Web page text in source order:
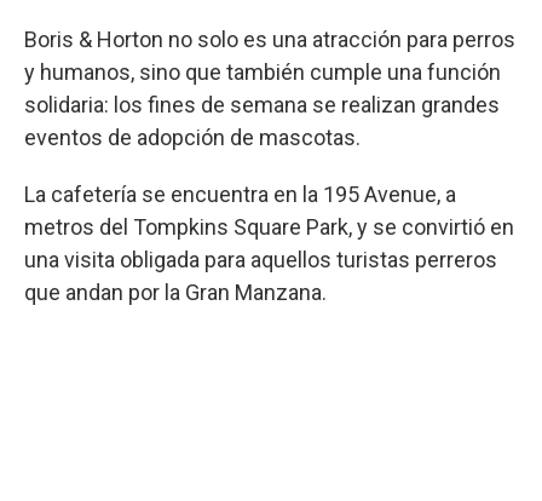
Boris & Horton no solo es una atracción para perros
y humanos, sino que también cumple una función
solidaria: los fines de semana se realizan grandes
eventos de adopción de mascotas.
La cafetería se encuentra en la 195 Avenue, a
metros del Tompkins Square Park, y se convirtió en
una visita obligada para aquellos turistas perreros
que andan por la Gran Manzana.